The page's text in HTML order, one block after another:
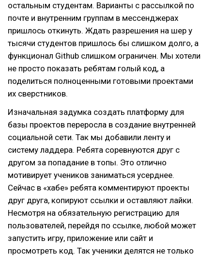
остальным студентам. Варианты с рассылкой по
почте и внутренним группам в мессенджерах
пришлось откинуть. Ждать разрешения на шер у
тысячи студентов пришлось бы слишком долго, а
функционал Github слишком ограничен. Мы хотели
не просто показать ребятам голый код, а
поделиться полноценными готовыми проектами
их сверстников.
Изначальная задумка создать платформу для
базы проектов переросла в создание внутренней
социальной сети. Так мы добавили ленту и
систему ладдера. Ребята соревнуются друг с
другом за попадание в топы. Это отлично
мотивирует учеников заниматься усерднее.
Сейчас в «хабе» ребята комментируют проекты
друг друга, копируют ссылки и оставляют лайки.
Несмотря на обязательную регистрацию для
пользователей, перейдя по ссылке, любой может
запустить игру, приложение или сайт и
просмотреть код. Так ученики делятся не только